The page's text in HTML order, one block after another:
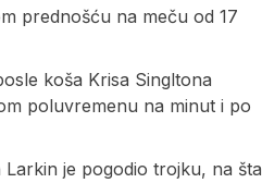
prednošću na meču od 17
koša Krisa Singltona
poluvremenu na minut i po
je pogodio trojku, na šta